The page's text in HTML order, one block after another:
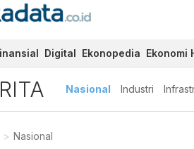
Digital Ekonopedia Ekonomi
Nasional Industri
Nasional